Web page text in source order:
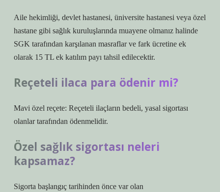
Aile hekimliği, devlet hastanesi, üniversite hastanesi veya özel
hastane gibi sağlık kuruluşlarında muayene olmanız halinde
SGK tarafından karşılanan masraflar ve fark ücretine ek
olarak 15 TL ek katılım payı tahsil edilecektir.
Reçeteli ilaca para ödenir mi?
Mavi özel reçete: Reçeteli ilaçların bedeli, yasal sigortası
olanlar tarafından ödenmelidir.
Özel sağlık sigortası neleri
kapsamaz?
Sigorta başlangıç ​​tarihinden önce var olan